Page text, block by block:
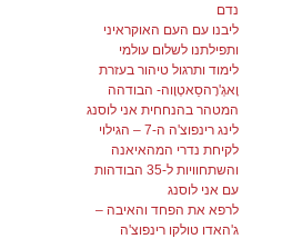
נדם
ליבנו עם העם האוקראיני
ותפילתנו לשלום עולמי
לימוד ותרגול טיהור בעזרת
וָאגְ'רָהסַאטְוָוה- הבודהה
המטהר בהנחחית אני לוסנג
לינג רינפוצ'ה ה-7 – הגילוי
לקיחת נדרי המהאיאנה
והשתחוויות ל-35 הבודהות
עם אני לוסנג
לרפא את הפחד והאיבה –
ג'האדו טולקו רינפוצ'ה